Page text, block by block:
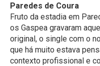
Paredes de Coura
Fruto da estadia em
os Gaspea gravaram
original, o single com o
que há muito estava
contexto profissional e